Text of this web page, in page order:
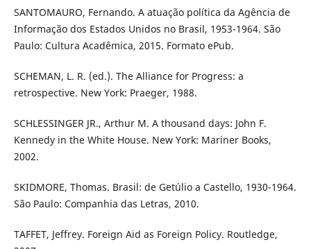
SANTOMAURO, Fernando. A atuação política da Agência de
Informação dos Estados Unidos no Brasil, 1953-1964. São
Paulo: Cultura Acadêmica, 2015. Formato ePub.
SCHEMAN, L. R. (ed.). The Alliance for Progress: a
retrospective. New York: Praeger, 1988.
SCHLESSINGER JR., Arthur M. A thousand days: John F.
Kennedy in the White House. New York: Mariner Books,
2002.
SKIDMORE, Thomas. Brasil: de Getúlio a Castello, 1930-1964.
São Paulo: Companhia das Letras, 2010.
TAFFET, Jeffrey. Foreign Aid as Foreign Policy. Routledge,